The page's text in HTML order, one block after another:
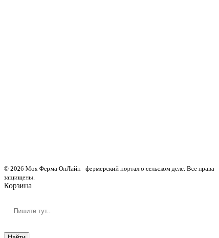
© 2026 Моя Ферма ОнЛайн - фермерский портал о сельском деле. Все права
защищены.
Корзина